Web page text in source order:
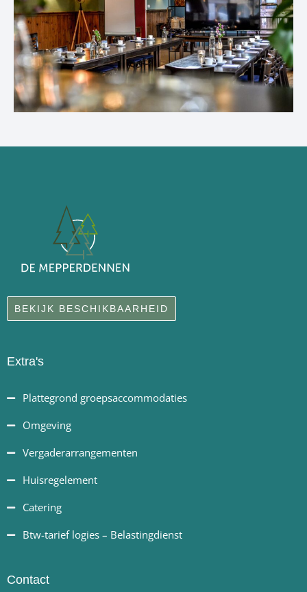
BEKIJK BESCHIKBAARHEID
Extra's
Plattegrond groepsaccommodaties
Omgeving
Vergaderarrangementen
Huisregelement
Catering
Btw-tarief logies – Belastingdienst
Contact